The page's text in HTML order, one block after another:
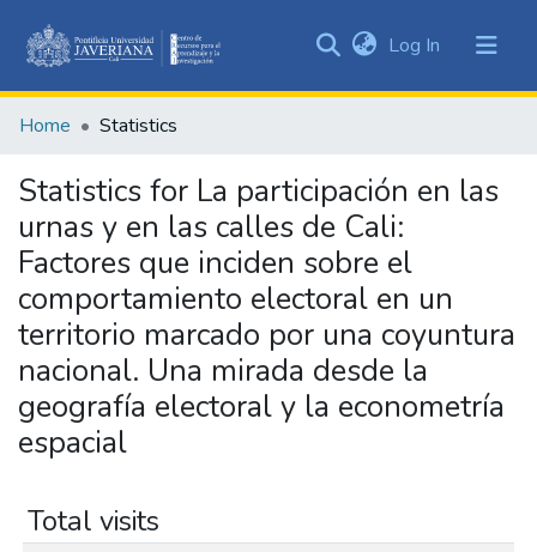
&
All of DSpace
Log In (current)
Home Statistics
Statistics for La participación en las
urnas y en las calles de Cali:
Factores que inciden sobre el
comportamiento electoral en un
territorio marcado por una coyuntura
nacional. Una mirada desde la
geografía electoral y la econometría
espacial
Total visits